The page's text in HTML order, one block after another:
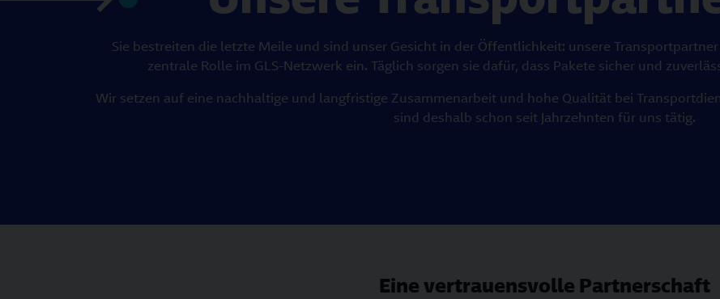
Sie bestreiten die letzte Meile und sind unser Gesicht in der Öffentlichkeit: unsere
zentrale Rolle im GLS-Netzwerk ein. Täglich sorgen sie dafür, dass Pakete sicher und
Wir setzen auf eine nachhaltige und langfristige Zusammenarbeit und hohe Qualität bei
sind deshalb schon seit Jahrzehnten für uns tätig.
Eine vertrauensvolle Partnerschaft